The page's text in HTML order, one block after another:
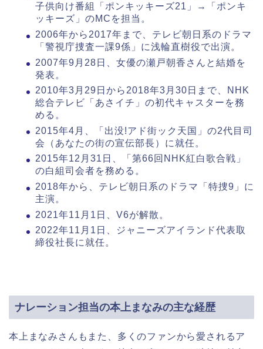
子供向け番組「ポンキッキーズ21」→「ポンキ
ッキーズ」のMCを担当。
2006年から2017年まで、テレビ朝日系のドラマ
「警視庁捜査一課9係」に浅輪直樹役で出演。
2007年9月28日、女優の瀬戸朝香さんと結婚を
発表。
2010年3月29日から2018年3月30日まで、NHK
総合テレビ「あさイチ」の初代キャスターを務
める。
2015年4月、「出没!アド街ック天国」の2代目司
会（あなたの街の宣伝部長）に就任。
2015年12月31日、「第66回NHK紅白歌合戦」
の白組司会者を務める。
2018年から、テレビ朝日系のドラマ「特捜9」に
主演。
2021年11月1日、V6が解散。
2022年11月1日、ジャニーズアイランド代表取
締役社長に就任。
ナレーション担当の本上まなみの主な経歴
本上まなみさんもまた、多くのファンから愛されるア